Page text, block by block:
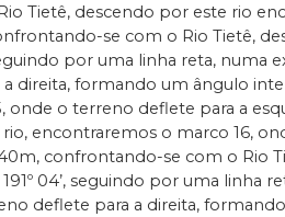
Tietê, descendo por este rio
se com o Rio Tietê,
por uma linha reta,
direita, formando um ângulo
onde o terreno deflete para a
encontraremos o marco 16,
confrontando-se com o Rio
04’, seguindo por uma linha
deflete para a direita,